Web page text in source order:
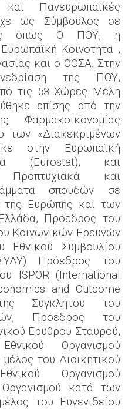
Πανευρωπαϊκές
ως Σύμβουλος σε
όπως Ο ΠΟΥ, η
Κοινότητα ,
και ο ΟΟΣΑ. Στην
της ΠΟΥ,
τις 53 Χώρες Μέλη
επίσης από την
Φαρμακοικονομίας
των «Διακεκριμένων
στην Ευρωπαϊκή
(Eurostat), και
και
σπουδών σε
της Ευρώπης και των
Πρόεδρος του
Κοινωνικών Ερευνών
Εθνικού Συμβουλίου
Πρόεδρος του
ISPOR (International
and Outcome
Συγκλήτου του
Πρόεδρος του
Ερυθρού Σταυρού,
Οργανισμού
του Διοικητικού
Οργανισμού
κατά των
του Ευγενιδείου